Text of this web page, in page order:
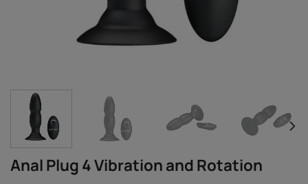
Anal Plug 4 Vibration and Rotation